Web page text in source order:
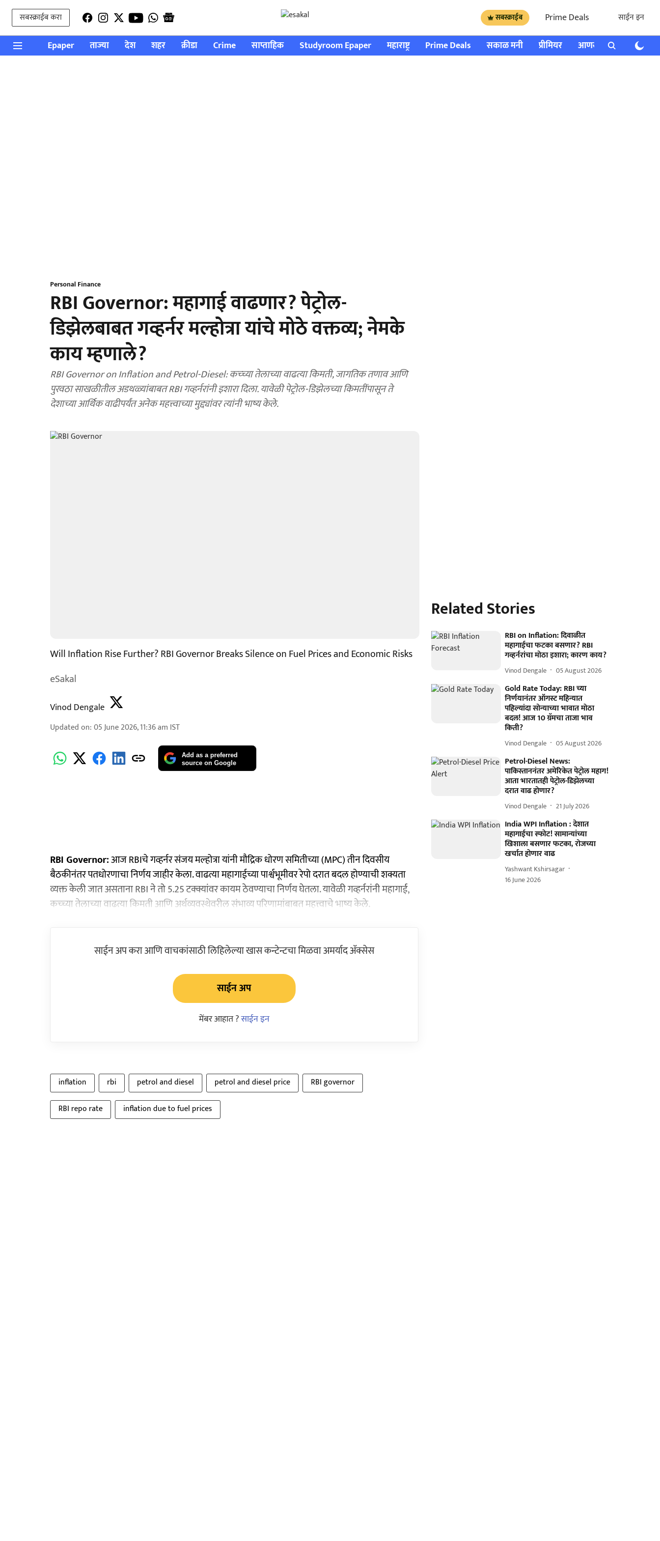
सबस्क्राईब करा सबस्क्राईब Prime Deals साईन इन
Epaper ताज्या देश शहर क्रीडा Crime साप्ताहिक Studyroom Epaper महाराष्ट्र Prime Deals सकाळ मनी प्रीमियर आणखी राशी भविष्य
Personal Finance
RBI Governor: महागाई वाढणार? पेट्रोल-
डिझेलबाबत गव्हर्नर मल्होत्रा यांचे मोठे वक्तव्य; नेमके
काय म्हणाले?
RBI Governor on Inflation and Petrol-Diesel: कच्च्या तेलाच्या वाढत्या किमती, जागतिक तणाव आणि
पुरवठा साखळीतील अडथळ्यांबाबत RBI गव्हर्नरांनी इशारा दिला. यावेळी पेट्रोल-डिझेलच्या किमतींपासून ते
देशाच्या आर्थिक वाढीपर्यंत अनेक महत्त्वाच्या मुद्द्यांवर त्यांनी भाष्य केले.
Will Inflation Rise Further? RBI Governor Breaks Silence on Fuel Prices and Economic Risks
eSakal
Vinod Dengale
Updated on:05 June 2026, 11:36 am IST
Add as a preferred
source on Google
RBI Governor:आज RBIचे गव्हर्नर संजय मल्होत्रा यांनी मौद्रिक धोरण समितीच्या (MPC) तीन दिवसीय
बैठकीनंतर पतधोरणाचा निर्णय जाहीर केला. वाढत्या महागाईच्या पार्श्वभूमीवर रेपो दरात बदल होण्याची शक्यता
व्यक्त केली जात असताना RBI ने तो 5.25 टक्क्यांवर कायम ठेवण्याचा निर्णय घेतला. यावेळी गव्हर्नरांनी महागाई,
कच्च्या तेलाच्या वाढत्या किमती आणि अर्थव्यवस्थेवरील संभाव्य परिणामांबाबत महत्त्वाचे भाष्य केले.
साईन अप करा आणि वाचकांसाठी लिहिलेल्या खास कन्टेन्टचा मिळवा अमर्याद ॲक्सेस
साईन अप
मेंबर आहात ?साईन इन
inflation rbi petrol and diesel petrol and diesel price
RBI governor
RBI repo rate
inflation due to fuel prices
Related Stories
RBI on Inflation: दिवाळीत
महागाईचा फटका बसणार? RBI
गव्हर्नरांचा मोठा इशारा; कारण काय?
Vinod Dengale 05 August 2026
Gold Rate Today: RBI च्या
निर्णयानंतर ऑगस्ट महिन्यात
पहिल्यांदा सोन्याच्या भावात मोठा
बदल! आज 10 ग्रॅमचा ताजा भाव
किती?
Vinod Dengale 05 August 2026
Petrol-Diesel News:
पाकिस्ताननंतर अमेरिकेत पेट्रोल महाग!
आता भारतातही पेट्रोल-डिझेलच्या
दरात वाढ होणार?
Vinod Dengale 21 July 2026
India WPI Inflation : देशात
महागाईचा स्फोट! सामान्यांच्या
खिशाला बसणार फटका, रोजच्या
खर्चात होणार वाढ
Yashwant Kshirsagar
16 June 2026